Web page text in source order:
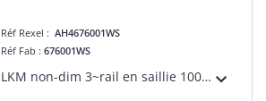
Réf Rexel : AH4676001WS
Réf Fab : 676001WS
LKM non-dim 3~rail en saillie 1000mmblanc LxlxH : 1000x36x33mm